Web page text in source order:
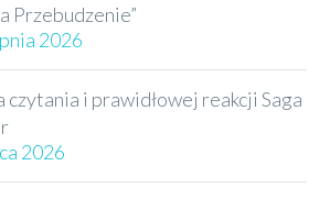
Przebudzenie”
2026
czytania i prawidłowej reakcji Saga
2026